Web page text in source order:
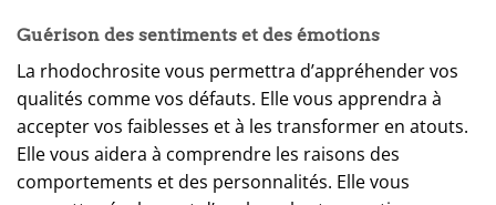
Guérison des sentiments et des émotions
La rhodochrosite vous permettra d’appréhender vos
qualités comme vos défauts. Elle vous apprendra à
accepter vos faiblesses et à les transformer en atouts.
Elle vous aidera à comprendre les raisons des
comportements et des personnalités. Elle vous